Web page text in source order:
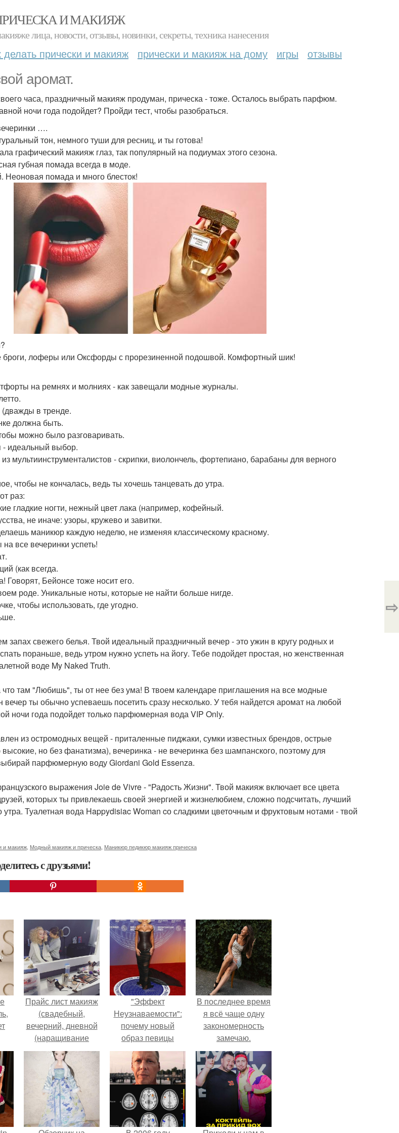
И МАКИЯЖ
лица, новости, отзывы, новинки, секреты, техника нанесения
делать прически и макияж прически и макияж на дому игры отзывы
аромат.
часа, праздничный макияж продуман, прическа - тоже. Осталось выбрать парфюм.
ночи года подойдет? Пройди тест, чтобы разобраться.
….
тон, немного туши для ресниц, и ты готова!
графический макияж глаз, так популярный на подиумах этого сезона.
губная помада всегда в моде.
Неоновая помада и много блесток!
броги, лоферы или Оксфорды с прорезиненной подошвой. Комфортный шик!
на ремнях и молниях - как завещали модные журналы.
(дважды в тренде.
должна быть.
можно было разговаривать.
- идеальный выбор.
мультиинструменталистов - скрипки, виолончель, фортепиано, барабаны для верного
чтобы не кончалась, ведь ты хочешь танцевать до утра.
раз:
гладкие ногти, нежный цвет лака (например, кофейный.
не иначе: узоры, кружево и завитки.
маникюр каждую неделю, не изменяя классическому красному.
все вечеринки успеть!
(как всегда.
Говорят, Бейонсе тоже носит его.
роде. Уникальные ноты, которые не найти больше нигде.
чтобы использовать, где угодно.
запах свежего белья. Твой идеальный праздничный вечер - это ужин в кругу родных и
пораньше, ведь утром нужно успеть на йогу. Тебе подойдет простая, но женственная
воде My Naked Truth.
там "Любишь", ты от нее без ума! В твоем календаре приглашения на все модные
вечер ты обычно успеваешь посетить сразу несколько. У тебя найдется аромат на любой
ночи года подойдет только парфюмерная вода VIP Only.
из остромодных вещей - приталенные пиджаки, сумки известных брендов, острые
но без фанатизма), вечеринка - не вечеринка без шампанского, поэтому для
парфюмерную воду Giordani Gold Essenza.
выражения Joie de Vivre - "Радость Жизни". Твой макияж включает все цвета
которых ты привлекаешь своей энергией и жизнелюбием, сложно подсчитать, лучший
утра. Туалетная вода Happydisiac Woman cо сладкими цветочным и фруктовым нотами - твой
и макияж Модный макияж и прическа Маникюр педикюр макияж прическа
с друзьями!
⇨
Прайс лист макияж
(свадебный,
вечерний, дневной
(наращивание
ресниц на вечер)
-500-800.
"Эффект
Неузнаваемости":
почему новый
образ певицы
вызвал споры о
гранях
возможного?
В последнее время
я всё чаще одну
закономерность
замечаю.